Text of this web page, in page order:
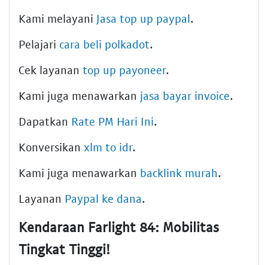
Kami melayani Jasa top up paypal.
Pelajari cara beli polkadot.
Cek layanan top up payoneer.
Kami juga menawarkan jasa bayar invoice.
Dapatkan Rate PM Hari Ini.
Konversikan xlm to idr.
Kami juga menawarkan backlink murah.
Layanan Paypal ke dana.
Kendaraan Farlight 84: Mobilitas
Tingkat Tinggi!